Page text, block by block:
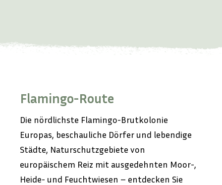
Flamingo-Route
Die nördlichste Flamingo-Brutkolonie
Europas, beschauliche Dörfer und lebendige
Städte, Naturschutzgebiete von
europäischem Reiz mit ausgedehnten Moor-,
Heide- und Feuchtwiesen – entdecken Sie